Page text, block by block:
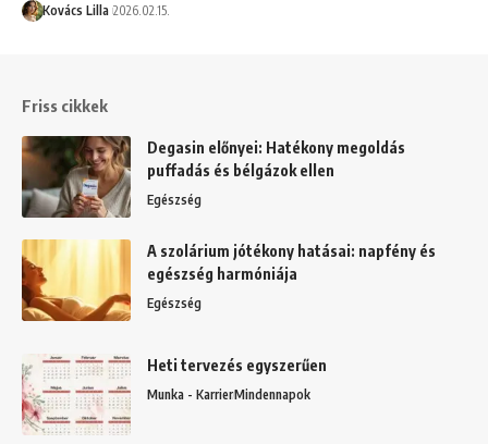
Kovács Lilla 2026.02.15.
Friss cikkek
Degasin előnyei: Hatékony megoldás
puffadás és bélgázok ellen
Egészség
A szolárium jótékony hatásai: napfény és
egészség harmóniája
Egészség
Heti tervezés egyszerűen
Munka - KarrierMindennapok